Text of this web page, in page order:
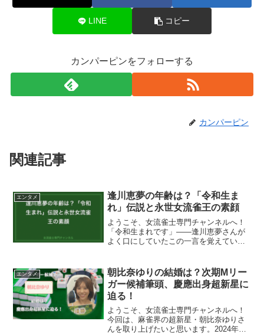
LINE コピー
カンパーピンをフォローする
カンパーピン
関連記事
エンタメ
逢川恵夢の年齢は？「令和生ま
れ」伝説と永世女流雀王の素顔
ようこそ、女流雀士専門チャンネルへ！
「令和生まれです」——逢川恵夢さんが
よく口にしていたこの一言を覚えていま
不詳キャラ」として親しまれてきた彼女
ですが、Mリーグデビュー...
エンタメ
朝比奈ゆりの結婚は？次期Mリー
ガー候補筆頭、慶應出身超新星に
迫る！
ようこそ、女流雀士専門チャンネルへ！
今回は、麻雀界の超新星・朝比奈ゆりさ
んを取り上げたいと思います。2024年に